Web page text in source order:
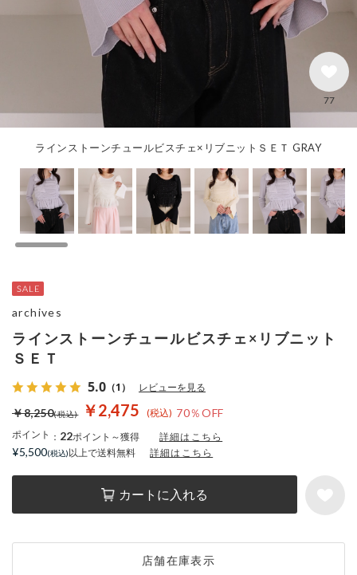
ラインストーンチュールビスチェ×リブニットＳＥＴ GRAY
77
ラインストーンチュールビスチェ×リブニット
ＳＥＴ
5.0 （1） レビューを見る
￥2,475 70％OFF
￥8,250
ポイント ： 22ポイント～獲得 詳細はこちら
カートに入れる
店舗在庫表示
archives
¥5,500 以上で送料無料 詳細はこちら